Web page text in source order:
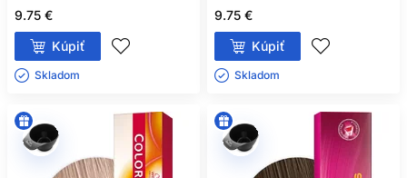
9.75 €
Kúpiť
Skladom ㅤ
9.75 €
Kúpiť
Skladom ㅤ